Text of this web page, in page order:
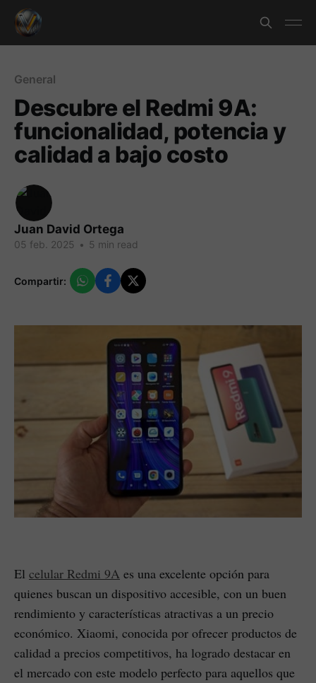
General
Descubre el Redmi 9A:
funcionalidad, potencia y
calidad a bajo costo
Juan David Ortega
05 feb. 2025 • 5 min read
Compartir:
El celular Redmi 9A es una excelente opción para
quienes buscan un dispositivo accesible, con un buen
rendimiento y características atractivas a un precio
económico. Xiaomi, conocida por ofrecer productos de
calidad a precios competitivos, ha logrado destacar en
el mercado con este modelo perfecto para aquellos que